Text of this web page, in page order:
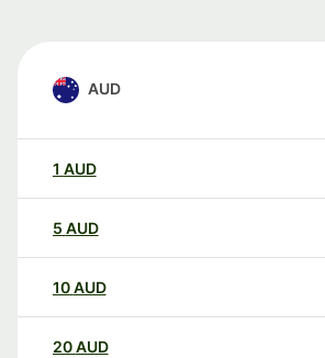
AUD
1 AUD
5 AUD
10AUD
20AUD